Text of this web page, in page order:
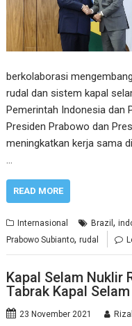
berkolaborasi
rudal dan sistem kapal
Pemerintah Indonesia dan
Presiden Prabowo dan
meningkatkan kerja sama
READ MORE
Internasional Brazil,
Prabowo Subianto,rudal
Kapal Selam Nuklir
Tabrak Kapal
23 November 2021